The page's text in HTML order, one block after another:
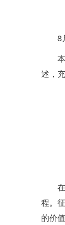
8
述，
程。
的价